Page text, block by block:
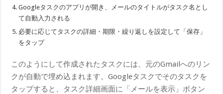
Googleタスクのアプリが開き、メールのタイトルがタスク名とし
て自動入力される
必要に応じてタスクの詳細・期限・繰り返しを設定して「保存」
をタップ
このようにして作成されたタスクには、元のGmailへのリン
クが自動で埋め込まれます。Googleタスクでそのタスクを
タップすると、タスク詳細画面に「メールを表示」ボタン